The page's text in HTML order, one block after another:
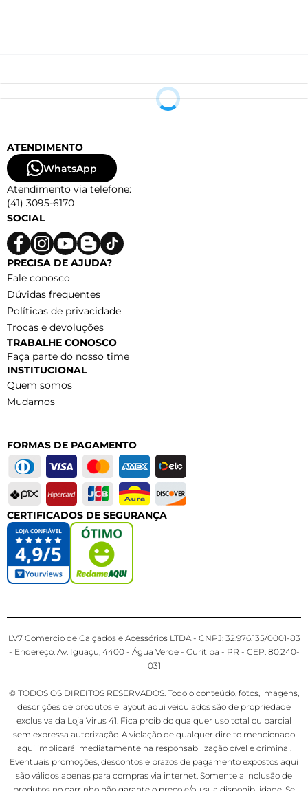
ATENDIMENTO
WhatsApp
Atendimento via telefone:
(41) 3095-6170
SOCIAL
PRECISA DE AJUDA?
Fale conosco
Dúvidas frequentes
Políticas de privacidade
Trocas e devoluções
TRABALHE CONOSCO
Faça parte do nosso time
INSTITUCIONAL
Quem somos
Mudamos
FORMAS DE PAGAMENTO
CERTIFICADOS DE SEGURANÇA
LV7 Comercio de Calçados e Acessórios LTDA - CNPJ: 32.976.135/0001-83
- Endereço: Av. Iguaçu, 4400 - Água Verde - Curitiba - PR - CEP: 80.240-
031
© TODOS OS DIREITOS RESERVADOS. Todo o conteúdo, fotos, imagens,
descrições de produtos e layout aqui veiculados são de propriedade
exclusiva da Loja Virus 41. Fica proibido qualquer uso total ou parcial
sem expressa autorização. A violação de qualquer direito mencionado
aqui implicará imediatamente na responsabilização cível e criminal.
Eventuais promoções, descontos e prazos de pagamento expostos aqui
são válidos apenas para compras via internet. Somente a inclusão de